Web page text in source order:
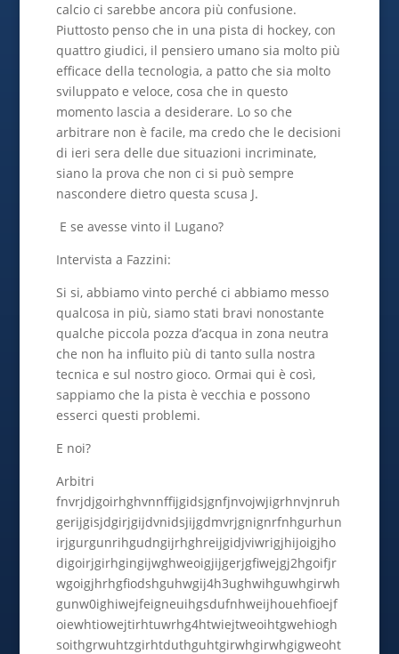
calcio ci sarebbe ancora più confusione.
Piuttosto penso che in una pista di hockey, con
quattro giudici, il pensiero umano sia molto più
efficace della tecnologia, a patto che sia molto
sviluppato e veloce, cosa che in questo
momento lascia a desiderare. Lo so che
arbitrare non è facile, ma credo che le decisioni
di ieri sera delle due situazioni incriminate,
siano la prova che non ci si può sempre
nascondere dietro questa scusa J.
E se avesse vinto il Lugano?
Intervista a Fazzini:
Si si, abbiamo vinto perché ci abbiamo messo
qualcosa in più, siamo stati bravi nonostante
qualche piccola pozza d’acqua in zona neutra
che non ha influito più di tanto sulla nostra
tecnica e sul nostro gioco. Ormai qui è così,
sappiamo che la pista è vecchia e possono
esserci questi problemi.
E noi?
Arbitri
fnvrjdjgoirhghvnnffijgidsjgnfjnvojwjigrhnvjnruh
gerijgisjdgirjgijdvnidsjijgdmvrjgnignrfnhgurhun
irjgurgunrihgudngijrhghreijgidjviwrigjhijoigjho
digoirjgirhgingijwghweoigjijgerjgfiwejgj2hgoifjr
wgoigjhrhgfiodshguhwgij4h3ughwihguwhgirwh
gunw0ighiwejfeigneuihgsdufnhweijhouehfioejf
oiewhtiowejtirhtuwrhg4htwiejtweoihtgwehiogh
soithgrwuhtzgirhtduthguhtgirwhgirwhgigweoht